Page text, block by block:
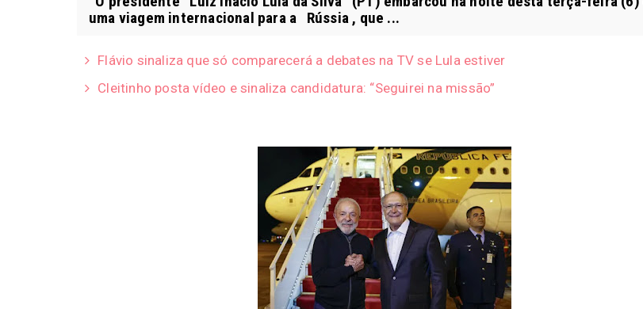
uma viagem internacional para a Rússia , que ...
Flávio sinaliza que só comparecerá a debates na TV se Lula estiver
Cleitinho posta vídeo e sinaliza candidatura: “Seguirei na missão”